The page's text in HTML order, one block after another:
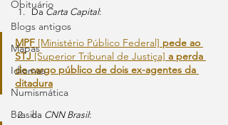
Obituário
Blogs antigos
Mapas
Idiomas
Numismática
Brasil
Da Carta Capital:
MPF [Ministério Público Federal] pede ao
STJ [Superior Tribunal de Justiça] a perda
de cargo público de dois ex-agentes da
ditadura
da CNN Brasil: